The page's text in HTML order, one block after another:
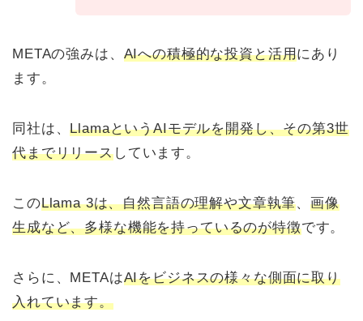
METAの強みは、 AIへの積極的な投資と活用にあり
ます。
同社は、LlamaというAIモデルを開発し、その第3世
代までリリースしています。
このLlama 3は、自然言語の理解や文章執筆、画像
生成など、多様な機能を持っているのが特徴です。
さらに、METAはAIをビジネスの様々な側面に取り
入れています。